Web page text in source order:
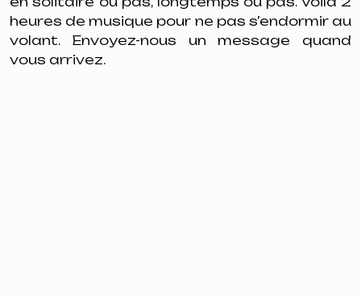
heures de musique pour ne pas s’endormir au
volant. Envoyez-nous un message quand
vous arrivez.